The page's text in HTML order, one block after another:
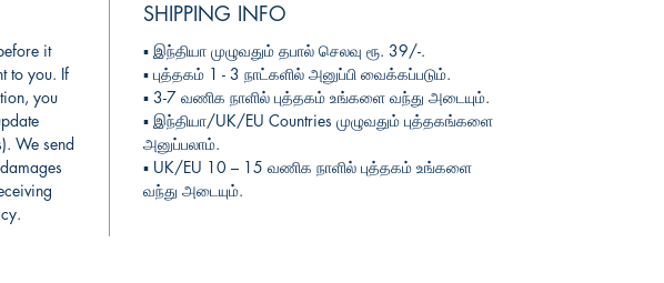
it
to you. If
you
We send
SHIPPING INFO
▪︎ இந்தியா முழுவதும் தபால் செலவு ரூ. 39/-.
▪︎ புத்தகம்1 - 3 நாட்களில் அனுப்பி வைக்கப்படும்.
▪︎ 3-7 வணிக நாளில் புத்தகம் உங்களை வந்து அடையும்.
▪︎ இந்தியா/UK/EU Countries முழுவதும் புத்தகங்களை
அனுப்பலாம்.
▪︎ UK/EU 10 – 15 வணிக நாளில் புத்தகம் உங்களை
வந்து அடையும்.